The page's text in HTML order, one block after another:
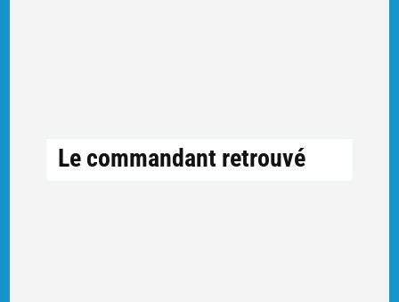
Le commandant retrouvé